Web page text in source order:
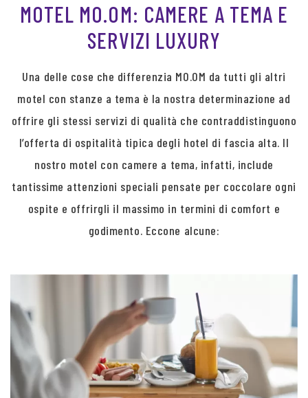
MOTEL MO.OM: CAMERE A TEMA E
SERVIZI LUXURY
Una delle cose che differenzia MO.OM da tutti gli altri
motel con stanze a tema è la nostra determinazione ad
offrire gli stessi servizi di qualità che contraddistinguono
l’offerta di ospitalità tipica degli hotel di fascia alta. Il
nostro motel con camere a tema, infatti, include
tantissime attenzioni speciali pensate per coccolare ogni
ospite e offrirgli il massimo in termini di comfort e
godimento. Eccone alcune: